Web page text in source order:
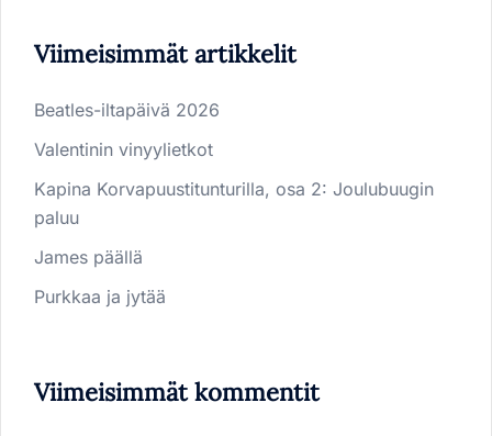
Viimeisimmät artikkelit
Beatles-iltapäivä 2026
Valentinin vinyylietkot
Kapina Korvapuustitunturilla, osa 2: Joulubuugin
paluu
James päällä
Purkkaa ja jytää
Viimeisimmät kommentit